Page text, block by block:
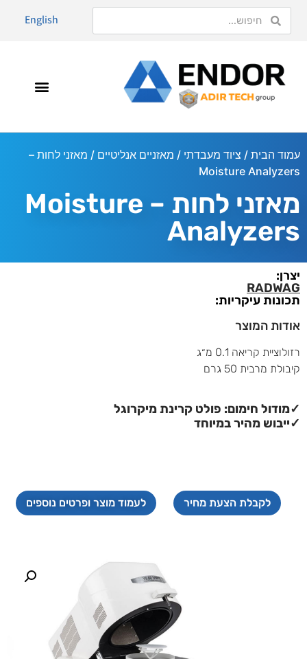
English
עמוד הבית / ציוד מעבדתי / מאזניים אנליטיים / מאזני לחות –
Moisture Analyzers
מאזני לחות – Moisture
Analyzers
יצרן:
RADWAG
תכונות עיקריות:
אודות המוצר
רזולוציית קריאה ‏0.1 מ״ג
קיבולת מרבית ‏50 גרם
✓מודול חימום: פולט קרינת מיקרוגל
✓ייבוש מהיר במיוחד
לקבלת הצעת מחיר לעמוד מוצר ופרטים נוספים